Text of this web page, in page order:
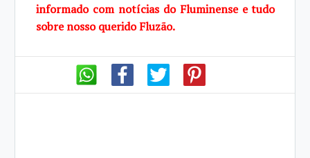
informado com notícias do Fluminense e tudo
sobre nosso querido Fluzão.